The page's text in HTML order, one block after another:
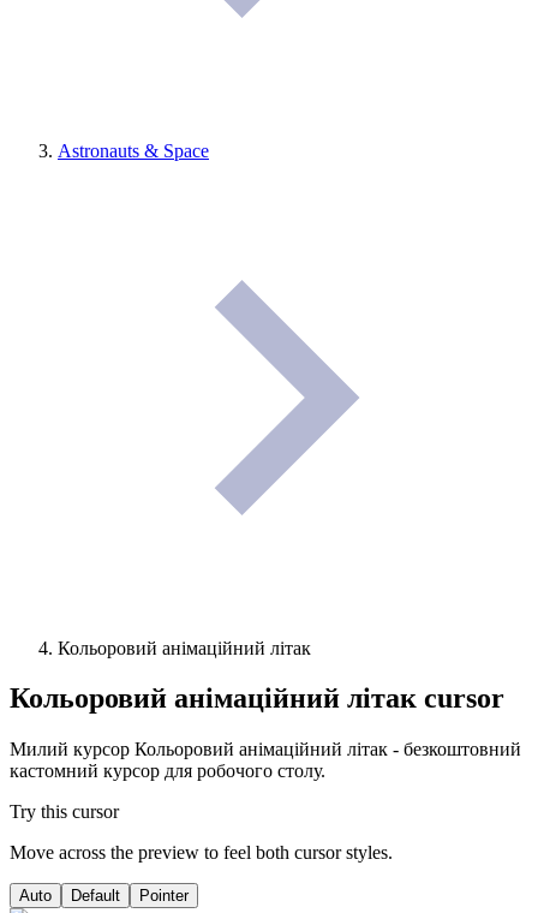
Astronauts & Space
Кольоровий анімаційний літак
Кольоровий анімаційний літак cursor
Милий курсор Кольоровий анімаційний літак - безкоштовний
кастомний курсор для робочого столу.
Try this cursor
Move across the preview to feel both cursor styles.
Auto Default Pointer